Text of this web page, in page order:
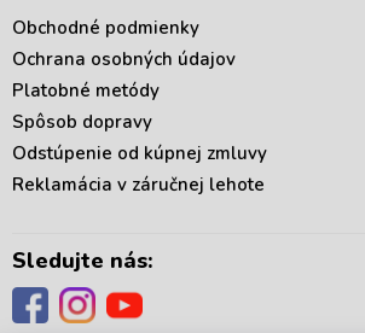
Obchodné podmienky
Ochrana osobných údajov
Platobné metódy
Spôsob dopravy
Odstúpenie od kúpnej zmluvy
Reklamácia v záručnej lehote
Sledujte nás: